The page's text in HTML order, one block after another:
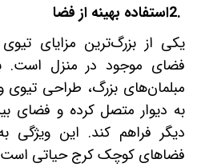
2.استفاده بهینه از فضا
یکی از بزرگ‌ترین مزایای تیوی
فضای موجود در منزل است.
مبلمان‌های بزرگ، طراحی تیوی
به دیوار متصل کرده و فضای
دیگر فراهم کند. این ویژگی
فضاهای کوچک کرج حیاتی است